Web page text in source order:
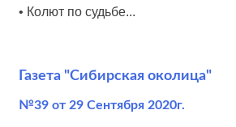
• Колют по судьбе...
Газета "Сибирская околица"
№39 от 29 Сентября 2020г.